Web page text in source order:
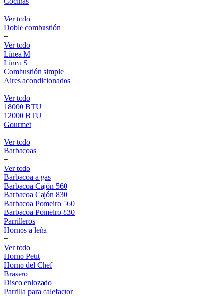
+
Ver todo
Doble combustión
+
Ver todo
Línea M
Línea S
Combustión simple
Aires acondicionados
+
Ver todo
18000 BTU
12000 BTU
Gourmet
+
Ver todo
Barbacoas
+
Ver todo
Barbacoa a gas
Barbacoa Cajón 560
Barbacoa Cajón 830
Barbacoa Pomeiro 560
Barbacoa Pomeiro 830
Parrilleros
Hornos a leña
+
Ver todo
Horno Petit
Horno del Chef
Brasero
Disco enlozado
Parrilla para calefactor